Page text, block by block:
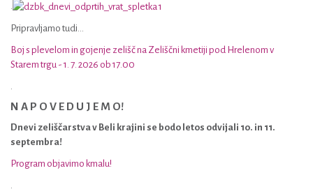
.
Pripravljamo tudi...
Boj s plevelom in gojenje zelišč na Zeliščni kmetiji pod Hrelenom v
Starem trgu - 1. 7. 2026 ob 17.00
.
N A P O V E D U J E M O!
Dnevi zeliščarstva v Beli krajini se bodo letos odvijali 10. in 11.
septembra!
Program objavimo kmalu!
.